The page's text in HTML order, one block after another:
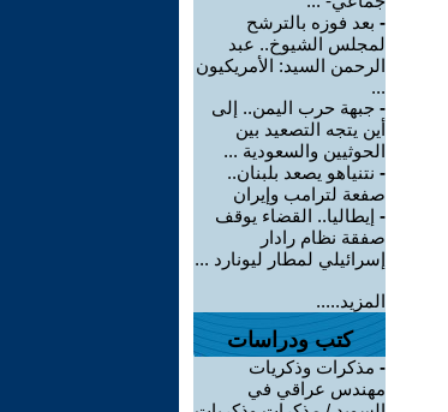
- بعد فوزه بالترشح
لمجلس الشيوخ.. عبد
الرحمن السيد: الأمريكيون
...
- جبهة حرب اليمن.. إلى
أين يتجه التصعيد بين
الحوثيين والسعودية ...
- نتنياهو يصعد بلبنان..
صفعة لترامب وإيران
- إيطاليا.. القضاء يوقف
صفقة نظام رادار
إسرائيلي لمطار ليونارد ...
المزيد.....
كتب ودراسات
- مذكرات وذكريات
مهندس عراقي في